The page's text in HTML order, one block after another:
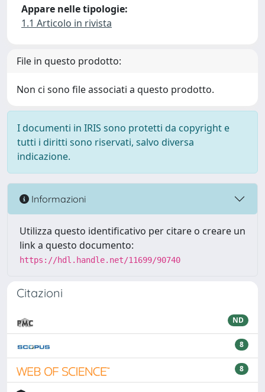
Appare nelle tipologie:
1.1 Articolo in rivista
File in questo prodotto:
Non ci sono file associati a questo prodotto.
I documenti in IRIS sono protetti da copyright e
tutti i diritti sono riservati, salvo diversa
indicazione.
Informazioni
Utilizza questo identificativo per citare o creare un
link a questo documento:
https://hdl.handle.net/11699/90740
Citazioni
ND
8
8